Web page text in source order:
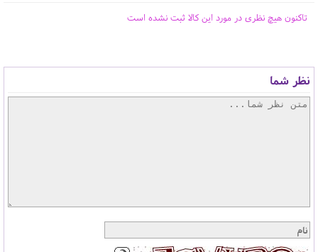
تاکنون هیچ نظری در مورد این کالا ثبت نشده است
نظر شما